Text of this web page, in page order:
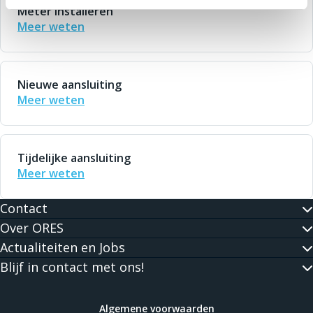
Meter installeren
Meer weten
Nieuwe aansluiting
Meer weten
Tijdelijke aansluiting
Meer weten
Contact
Over ORES
Actualiteiten en Jobs
Blijf in contact met ons!
Algemene voorwaarden